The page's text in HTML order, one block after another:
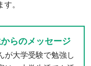
。
らのメッセージ
が大学受験で勉強し